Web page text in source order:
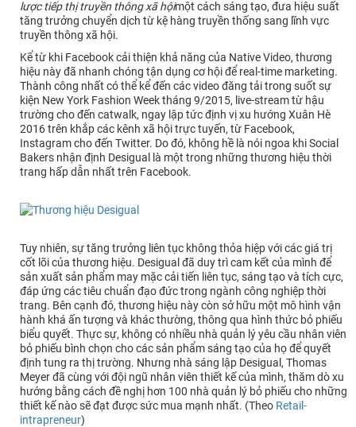
lược tiếp thị truyền thông xã hộimột cách sáng tạo, đưa hiệu suất
tăng trưởng chuyển dịch từ kệ hàng truyền thống sang lĩnh vực
truyền thông xã hội.
Kể từ khi Facebook cải thiện khả năng của Native Video, thương
hiệu này đã nhanh chóng tận dụng cơ hội để real-time marketing.
Thành công nhất có thể kể đến các video đăng tải trong suốt sự
kiện New York Fashion Week tháng 9/2015, live-stream từ hậu
trường cho đến catwalk, ngay lập tức định vị xu hướng Xuân Hè
2016 trên khắp các kênh xã hội trực tuyến, từ Facebook,
Instagram cho đến Twitter. Do đó, không hề là nói ngoa khi Social
Bakers nhận định Desigual là một trong những thương hiệu thời
trang hấp dẫn nhất trên Facebook.
Tuy nhiên, sự tăng trưởng liên tục không thỏa hiệp với các giá trị
cốt lõi của thương hiệu. Desigual đã duy trì cam kết của mình để
sản xuất sản phẩm may mặc cải tiến liên tục, sáng tạo và tích cực,
đáp ứng các tiêu chuẩn đạo đức trong ngành công nghiệp thời
trang. Bên cạnh đó, thương hiệu này còn sở hữu một mô hình vận
hành khá ấn tượng và khác thường, thông qua hình thức bỏ phiếu
biểu quyết. Thực sự, không có nhiều nhà quản lý yêu cầu nhân viên
bỏ phiếu bình chọn cho các sản phẩm sáng tạo của họ để quyết
định tung ra thị trường. Nhưng nhà sáng lập Desigual, Thomas
Meyer đã cùng với đội ngũ nhân viên thiết kế của mình, thăm dò xu
hướng bằng cách đề nghị hơn 100 nhà quản lý bỏ phiếu cho những
thiết kế nào sẽ đạt được sức mua mạnh nhất. (Theo Retail-
intrapreneur)